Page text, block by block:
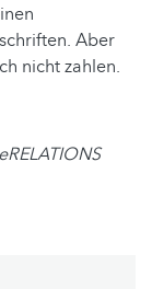
Aber
nicht zahlen.